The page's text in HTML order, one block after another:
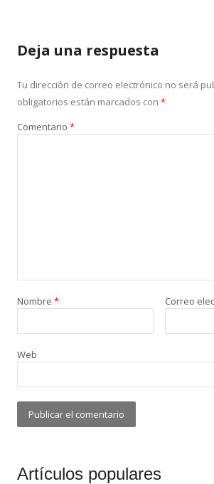
Deja una respuesta
Tu dirección de correo electrónico no será
obligatorios están marcados con *
Comentario *
Nombre * Correo
Web
Artículos populares